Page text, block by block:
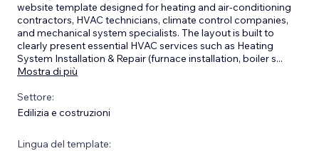
website template designed for heating and air-conditioning
contractors, HVAC technicians, climate control companies,
and mechanical system specialists. The layout is built to
clearly present essential HVAC services such as Heating
System Installation & Repair (furnace installation, boiler s...
Mostra di più
Settore:
Edilizia e costruzioni
Lingua del template: